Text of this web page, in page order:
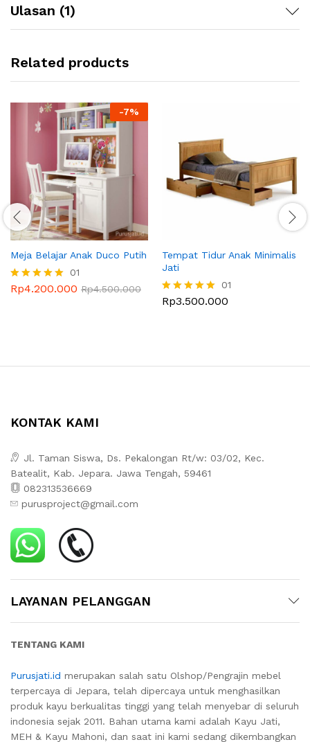
Ulasan (1)
Related products
-7%
Meja Belajar Anak Duco Putih
Dinilai
01
Rp4.200.000 Rp4.500.000
Tempat Tidur Anak Minimalis
Jati
Dinilai
01
Rp3.500.000
KONTAK KAMI
Jl. Taman Siswa, Ds. Pekalongan Rt/w: 03/02, Kec.
Batealit, Kab. Jepara. Jawa Tengah, 59461
082313536669
purusproject@gmail.com
LAYANAN PELANGGAN
TENTANG KAMI
Purusjati.id merupakan salah satu Olshop/Pengrajin mebel
terpercaya di Jepara, telah dipercaya untuk menghasilkan
produk kayu berkualitas tinggi yang telah menyebar di seluruh
indonesia sejak 2011. Bahan utama kami adalah Kayu Jati,
MEH & Kayu Mahoni, dan saat ini kami sedang dikembangkan